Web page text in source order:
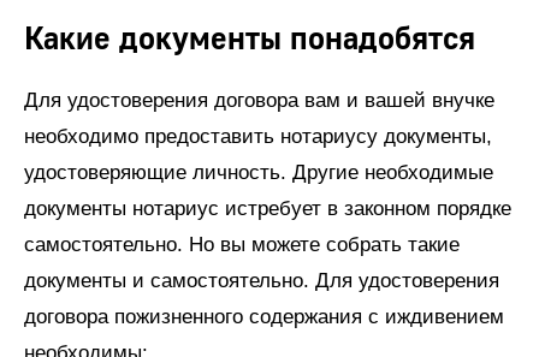
Какие документы понадобятся
Для удостоверения договора вам и вашей внучке
необходимо предоставить нотариусу документы,
удостоверяющие личность. Другие необходимые
документы нотариус истребует в законном порядке
самостоятельно. Но вы можете собрать такие
документы и самостоятельно. Для удостоверения
договора пожизненного содержания с иждивением